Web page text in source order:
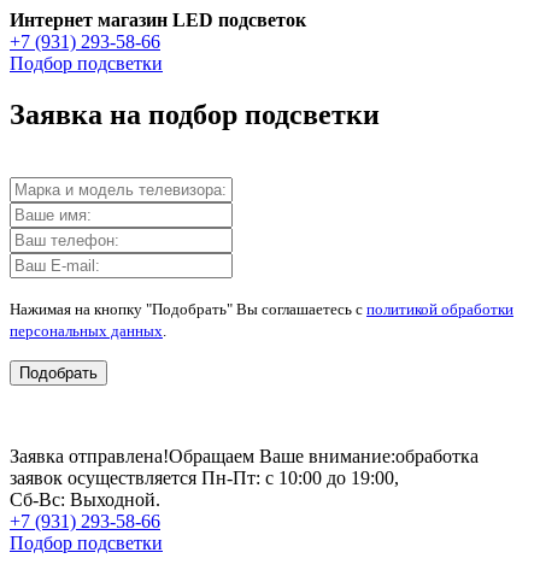
Интернет магазин LED подсветок
+7 (931) 293-58-66
Подбор подсветки
Заявка на подбор подсветки
Нажимая на кнопку "Подобрать" Вы соглашаетесь с политикой обработки
персональных данных
Подобрать
Заявка отправлена!Обращаем Ваше внимание:обработка
заявок осуществляется Пн-Пт: с 10:00 до 19:00,
Сб-Вс: Выходной.
+7 (931) 293-58-66
Подбор подсветки